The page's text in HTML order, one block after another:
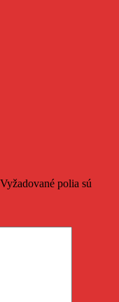
Vyžadované polia sú